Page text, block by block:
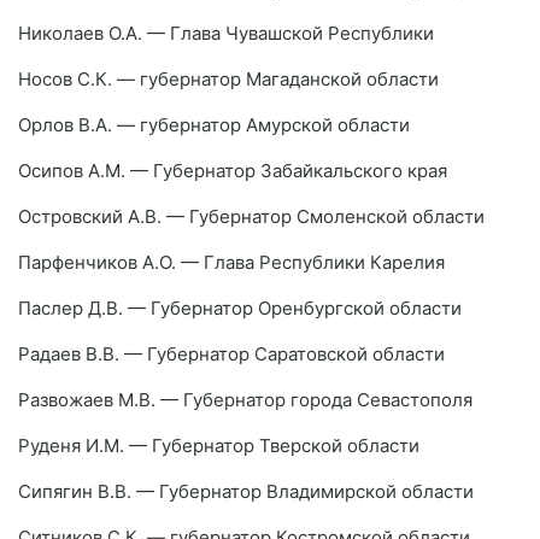
Николаев О.А. — Глава Чувашской Республики
Носов С.К. — губернатор Магаданской области
Орлов В.А. — губернатор Амурской области
Осипов А.М. — Губернатор Забайкальского края
Островский А.В. — Губернатор Смоленской области
Парфенчиков А.О. — Глава Республики Карелия
Паслер Д.В. — Губернатор Оренбургской области
Радаев В.В. — Губернатор Саратовской области
Развожаев М.В. — Губернатор города Севастополя
Руденя И.М. — Губернатор Тверской области
Сипягин В.В. — Губернатор Владимирской области